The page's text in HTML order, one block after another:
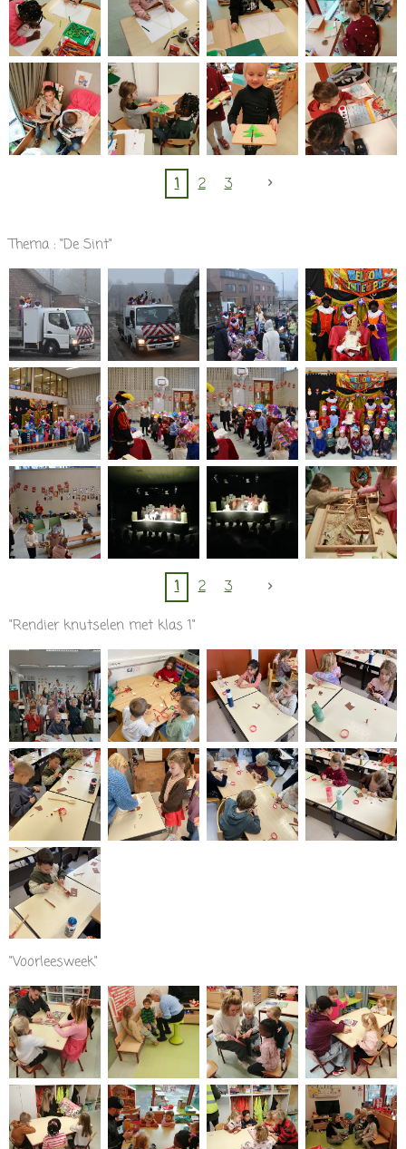
1 2 3
Thema : "De Sint"
1 2
3
"Rendier knutselen met klas 1"
"Voorleesweek"